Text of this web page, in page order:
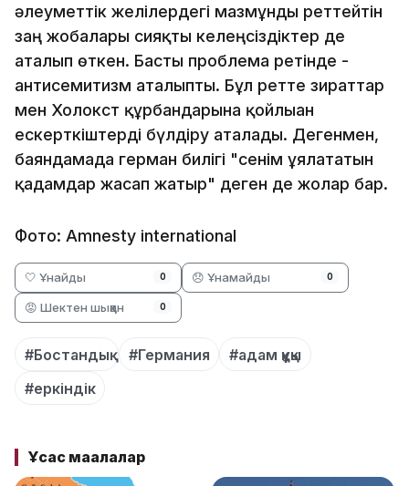
әлеуметтік желілердегі мазмұнды реттейтін
заң жобалары сияқты келеңсіздіктер де
аталып өткен. Басты проблема ретінде -
антисемитизм аталыпты. Бұл ретте зираттар
мен Холокст құрбандарына қойлыған
ескерткіштерді бүлдіру аталады. Дегенмен,
баяндамада герман билігі "сенім ұялататын
қадамдар жасап жатыр" деген де жолар бар.
Фото: Amnesty international
🤍 Ұнайды 0 😞 Ұнамайды 0
😡 Шектен шыққан 0
#Бостандық #Германия
#адам құқы
#еркіндік
Ұқсас мақалалар